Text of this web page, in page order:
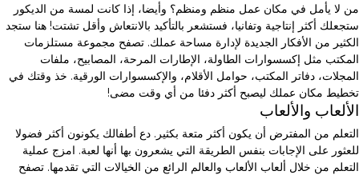
من لا يأمل في مكان عمل منظم ومنظم؟ وأيضا، إذا كانت لمسة من الديكور
ستجعلك أكثر إنتاجية وتفانيا، فستشعر بالتأكيد بالانتعاش وأقل تشتت! هنا ستجد
الكثير من الأفكار الجديدة لإدارة مساحة عملك. تصفح مجموعة مستلزمات
المكتب مثل إكسسوارات الطاولة، الإطارات المرحة، المصابيح، ملفات
المجلات، دفاتر المكتب، حوامل الأقلام، والإكسسوارات الورقية. خذ وقتك في
تخطيط مكان عملك ليصبح أكثر دفئا من أي وقت مضى!
الألعاب والألعاب
التعلم من المفترض أن يكون أكثر متعة بكثير. دع أطفالك يكونون أكثر فضولا
للعثور على الإجابات بنفس الطريقة التي يشعرون بها أنها لعبة. امزج عملية
التعلم من خلال ألعاب الألعاب والعالم الرائع من الخيالات التي تقدمها. تصفح